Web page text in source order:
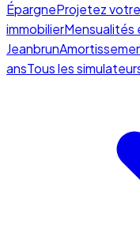
ÉpargneProjetez
immobilier
Jeanbrun
ansTous les